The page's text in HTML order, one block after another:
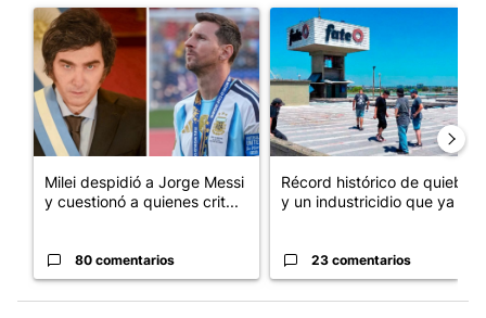
Un artículo de tendencia con el título "Milei despidió a Jorge
Milei despidió a Jorge Messi
y cuestionó a quienes crit...
80 comentarios
Un artículo de tendencia
Récord histórico de quiebras
y un industricidio que ya ...
23 comentarios